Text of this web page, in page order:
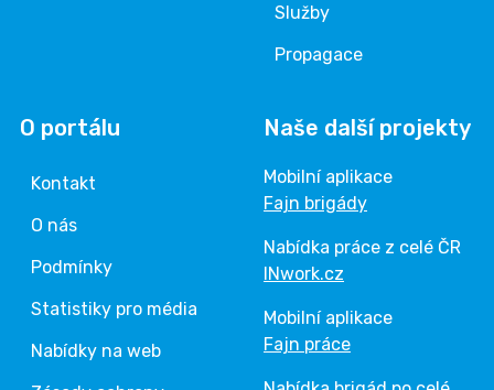
Služby
Propagace
O portálu
Kontakt
O nás
Podmínky
Statistiky pro média
Nabídky na web
Naše další projekty
Mobilní aplikace
Fajn brigády
Nabídka práce z celé ČR
INwork.cz
Mobilní aplikace
Fajn práce